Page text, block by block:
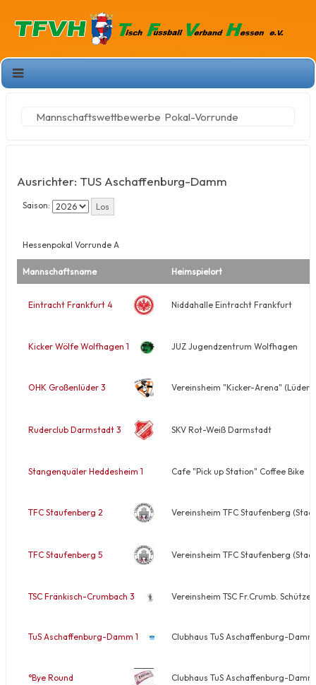
Mannschaftswettbewerbe Pokal-Vorrunde
Ausrichter: TUS Aschaffenburg-Damm
Saison:
Hessenpokal Vorrunde A
Mannschaftsname Heimspielort
Eintracht Frankfurt 4 Niddahalle Eintracht Frankfurt
Kicker Wölfe Wolfhagen 1 JUZ Jugendzentrum Wolfhagen
OHK Großenlüder 3 Vereinsheim "Kicker-Arena"
Ruderclub Darmstadt 3 SKV Rot-Weiß Darmstadt
Stangenquäler Heddesheim 1 Cafe "Pick up Station" Coffee Bike
TFC Staufenberg 2 Vereinsheim TFC Staufenberg
TFC Staufenberg 5 Vereinsheim TFC Staufenberg
TSC Fränkisch-Crumbach 3 Vereinsheim TSC Fr.Crumb.
TuS Aschaffenburg-Damm 1 Clubhaus TuS Aschaffenburg-
°Bye Round Clubhaus TuS Aschaffenburg-